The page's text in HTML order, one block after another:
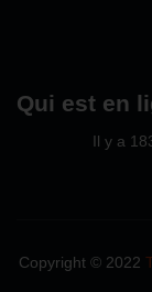
Qui est en
Il y a
Copyright © 2022